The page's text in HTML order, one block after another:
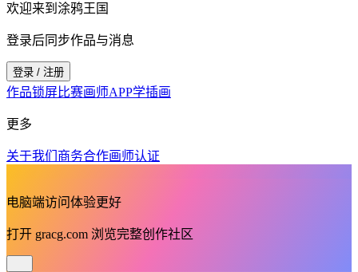
欢迎来到涂鸦王国
登录后同步作品与消息
登录 / 注册
作品锁屏比赛画师APP学插画
更多
关于我们 商务合作画师认证
电脑端访问体验更好
打开 gracg.com 浏览完整创作社区